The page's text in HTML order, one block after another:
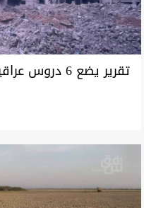
تقرير يضع 6 دروس عراقية أمام سوريا: إحذروا منها